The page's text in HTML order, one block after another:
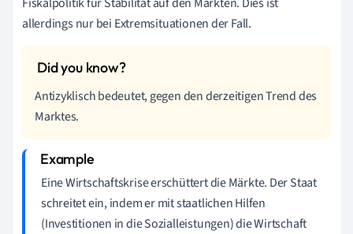
allerdings nur bei Extremsituationen der Fall.
Antizyklisch bedeutet, gegen den derzeitigen Trend des
Marktes.
Eine Wirtschaftskrise erschüttert die Märkte. Der Staat
schreitet ein, indem er mit staatlichen Hilfen
(Investitionen in die Sozialleistungen) die Wirtschaft